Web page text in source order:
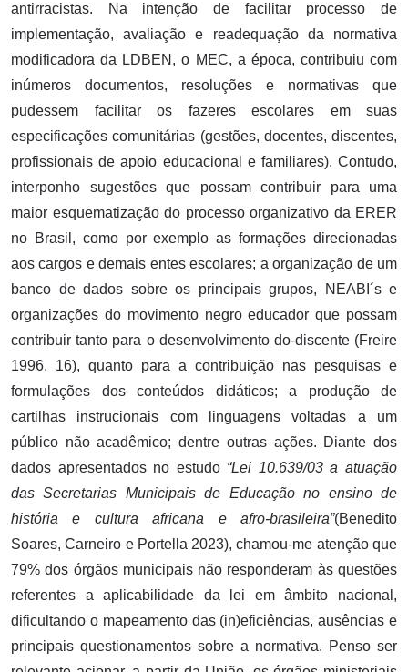
antirracistas. Na intenção de facilitar processo de
implementação, avaliação e readequação da normativa
modificadora da LDBEN, o MEC, a época, contribuiu com
inúmeros documentos, resoluções e normativas que
pudessem facilitar os fazeres escolares em suas
especificações comunitárias (gestões, docentes, discentes,
profissionais de apoio educacional e familiares). Contudo,
interponho sugestões que possam contribuir para uma
maior esquematização do processo organizativo da ERER
no Brasil, como por exemplo as formações direcionadas
aos cargos e demais entes escolares; a organização de um
banco de dados sobre os principais grupos, NEABI´s e
organizações do movimento negro educador que possam
contribuir tanto para o desenvolvimento do-discente (Freire
1996, 16), quanto para a contribuição nas pesquisas e
formulações dos conteúdos didáticos; a produção de
cartilhas instrucionais com linguagens voltadas a um
público não acadêmico; dentre outras ações. Diante dos
dados apresentados no estudo “Lei 10.639/03 a atuação
das Secretarias Municipais de Educação no ensino de
história e cultura africana e afro-brasileira”(Benedito
Soares, Carneiro e Portella 2023), chamou-me atenção que
79% dos órgãos municipais não responderam às questões
referentes a aplicabilidade da lei em âmbito nacional,
dificultando o mapeamento das (in)eficiências, ausências e
principais questionamentos sobre a normativa. Penso ser